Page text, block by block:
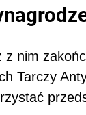
nim
Tarczy